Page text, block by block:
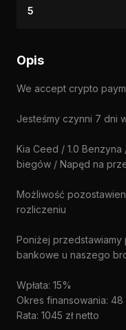
5
Opis
We accept crypto
Jesteśmy czynni 7 dni
Kia Ceed / 1.0 Benzyna
biegów / Napęd na
Możliwość
rozliczeniu
Poniżej przedstawiamy
bankowe u naszego
Wpłata: 15%
Okres finansowania: 48
Rata: 1045 zł netto